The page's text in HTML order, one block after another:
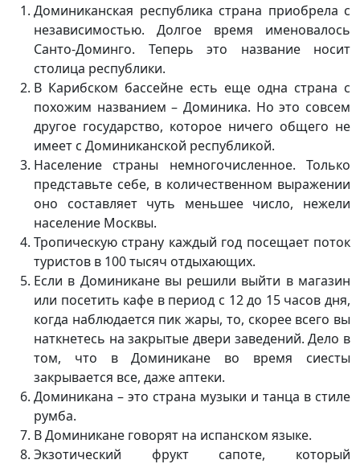
Доминиканская республика страна приобрела с
независимостью. Долгое время именовалось
Санто-Доминго. Теперь это название носит
столица республики.
В Карибском бассейне есть еще одна страна с
похожим названием – Доминика. Но это совсем
другое государство, которое ничего общего не
имеет с Доминиканской республикой.
Население страны немногочисленное. Только
представьте себе, в количественном выражении
оно составляет чуть меньшее число, нежели
население Москвы.
Тропическую страну каждый год посещает поток
туристов в 100 тысяч отдыхающих.
Если в Доминикане вы решили выйти в магазин
или посетить кафе в период с 12 до 15 часов дня,
когда наблюдается пик жары, то, скорее всего вы
наткнетесь на закрытые двери заведений. Дело в
том, что в Доминикане во время сиесты
закрывается все, даже аптеки.
Доминикана – это страна музыки и танца в стиле
румба.
В Доминикане говорят на испанском языке.
Экзотический фрукт сапоте, который